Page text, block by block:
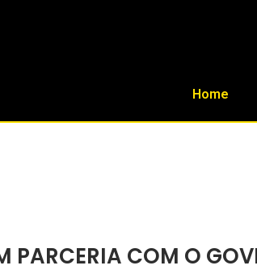
Home
PARCERIA COM O